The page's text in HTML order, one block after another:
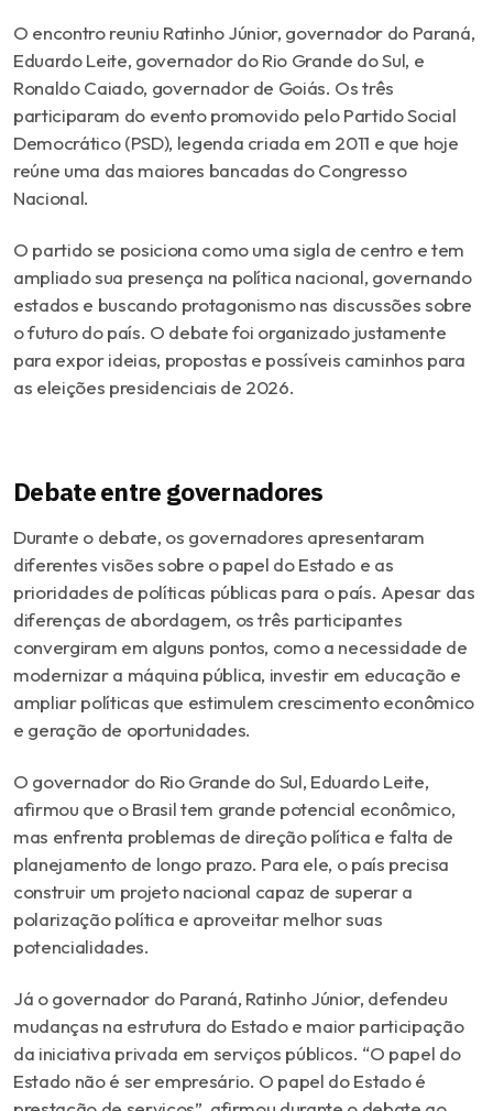
O encontro reuniu Ratinho Júnior, governador do Paraná,
Eduardo Leite, governador do Rio Grande do Sul, e
Ronaldo Caiado, governador de Goiás. Os três
participaram do evento promovido pelo Partido Social
Democrático (PSD), legenda criada em 2011 e que hoje
reúne uma das maiores bancadas do Congresso
Nacional.
O partido se posiciona como uma sigla de centro e tem
ampliado sua presença na política nacional, governando
estados e buscando protagonismo nas discussões sobre
o futuro do país. O debate foi organizado justamente
para expor ideias, propostas e possíveis caminhos para
as eleições presidenciais de 2026.
Debate entre governadores
Durante o debate, os governadores apresentaram
diferentes visões sobre o papel do Estado e as
prioridades de políticas públicas para o país. Apesar das
diferenças de abordagem, os três participantes
convergiram em alguns pontos, como a necessidade de
modernizar a máquina pública, investir em educação e
ampliar políticas que estimulem crescimento econômico
e geração de oportunidades.
O governador do Rio Grande do Sul, Eduardo Leite,
afirmou que o Brasil tem grande potencial econômico,
mas enfrenta problemas de direção política e falta de
planejamento de longo prazo. Para ele, o país precisa
construir um projeto nacional capaz de superar a
polarização política e aproveitar melhor suas
potencialidades.
Já o governador do Paraná, Ratinho Júnior, defendeu
mudanças na estrutura do Estado e maior participação
da iniciativa privada em serviços públicos. “O papel do
Estado não é ser empresário. O papel do Estado é